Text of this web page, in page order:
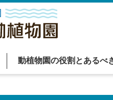
動植物園の役割とあるべ